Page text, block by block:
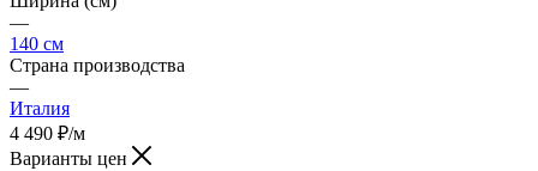
—
140 см
Страна производства
—
Италия
4 490 ₽/м
Варианты цен